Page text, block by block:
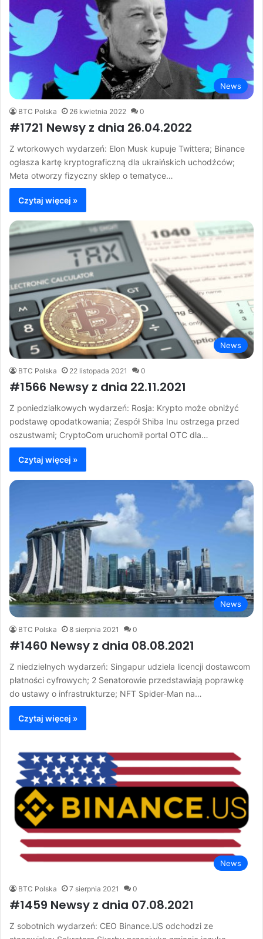
News
BTC Polska 26 kwietnia 2022 0
#1721 Newsy z dnia 26.04.2022
Z wtorkowych wydarzeń: Elon Musk kupuje Twittera; Binance
ogłasza kartę kryptograficzną dla ukraińskich uchodźców;
Meta otworzy fizyczny sklep o tematyce…
Czytaj więcej »
News
BTC Polska 22 listopada 2021 0
#1566 Newsy z dnia 22.11.2021
Z poniedziałkowych wydarzeń: Rosja: Krypto może obniżyć
podstawę opodatkowania; Zespół Shiba Inu ostrzega przed
oszustwami; CryptoCom uruchomił portal OTC dla…
Czytaj więcej »
News
BTC Polska 8 sierpnia 2021 0
#1460 Newsy z dnia 08.08.2021
Z niedzielnych wydarzeń: Singapur udziela licencji dostawcom
płatności cyfrowych; 2 Senatorowie przedstawiają poprawkę
do ustawy o infrastrukturze; NFT Spider-Man na…
Czytaj więcej »
News
BTC Polska 7 sierpnia 2021 0
#1459 Newsy z dnia 07.08.2021
Z sobotnich wydarzeń: CEO Binance.US odchodzi ze